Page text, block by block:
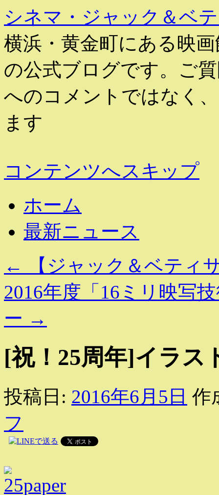
シネマ・ジャック＆ベ
横浜・黄金町にある映
の公式ブログです。ご
へのコメントではなく
ます
コンテンツへスキップ
ホーム
最新ニュース
←
【ジャック＆ベティ
2016年度「16ミリ映写
ー →
[祝！25周年]イラス
投稿日: 2016年6月5日 作
フ